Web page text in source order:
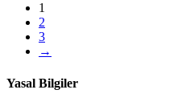
1
2
3
→
Yasal Bilgiler